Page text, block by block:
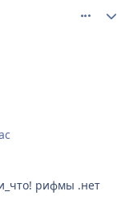
рифмы .нет